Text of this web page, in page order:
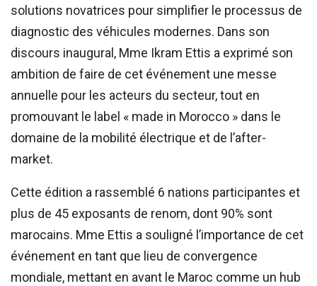
solutions novatrices pour simplifier le processus de
diagnostic des véhicules modernes. Dans son
discours inaugural, Mme Ikram Ettis a exprimé son
ambition de faire de cet événement une messe
annuelle pour les acteurs du secteur, tout en
promouvant le label « made in Morocco » dans le
domaine de la mobilité électrique et de l’after-
market.
Cette édition a rassemblé 6 nations participantes et
plus de 45 exposants de renom, dont 90% sont
marocains. Mme Ettis a souligné l’importance de cet
événement en tant que lieu de convergence
mondiale, mettant en avant le Maroc comme un hub